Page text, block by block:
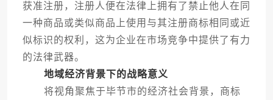
获准注册，注册人便在法律上拥有了禁止他人在同
一种商品或类似商品上使用与其注册商标相同或近
似标识的权利，这为企业在市场竞争中提供了有力
的法律武器。
地域经济背景下的战略意义
将视角聚焦于毕节市的经济社会背景，商标